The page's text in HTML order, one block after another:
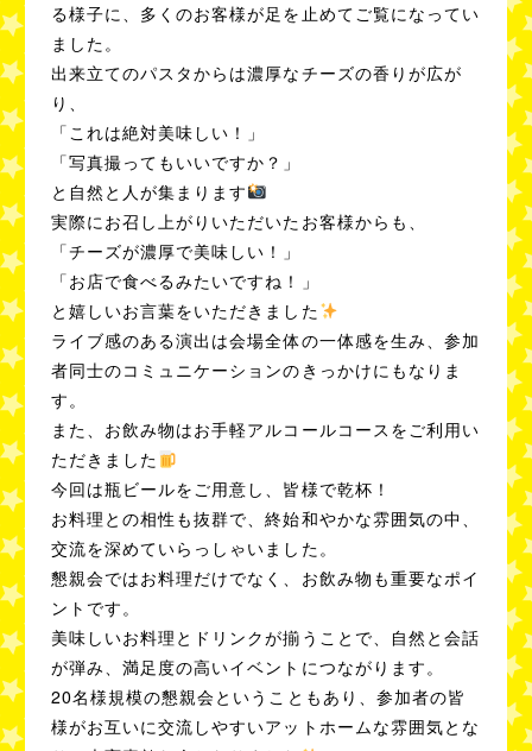
る様子に、多くのお客様が足を止めてご覧になってい
ました。
出来立てのパスタからは濃厚なチーズの香りが広が
り、
「これは絶対美味しい！」
「写真撮ってもいいですか？」
と自然と人が集まります
実際にお召し上がりいただいたお客様からも、
「チーズが濃厚で美味しい！」
「お店で食べるみたいですね！」
と嬉しいお言葉をいただきました
ライブ感のある演出は会場全体の一体感を生み、参加
者同士のコミュニケーションのきっかけにもなりま
す。
また、お飲み物はお手軽アルコールコースをご利用い
ただきました
今回は瓶ビールをご用意し、皆様で乾杯！
お料理との相性も抜群で、終始和やかな雰囲気の中、
交流を深めていらっしゃいました。
懇親会ではお料理だけでなく、お飲み物も重要なポイ
ントです。
美味しいお料理とドリンクが揃うことで、自然と会話
が弾み、満足度の高いイベントにつながります。
20名様規模の懇親会ということもあり、参加者の皆
様がお互いに交流しやすいアットホームな雰囲気とな